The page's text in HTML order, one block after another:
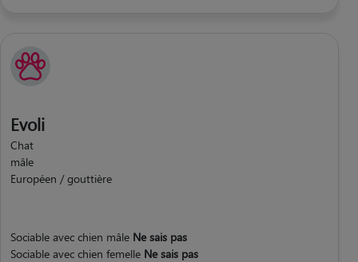
Evoli
Chat
mâle
Européen / gouttière
Sociable avec chien mâle Ne sais pas
Sociable avec chien femelle Ne sais pas